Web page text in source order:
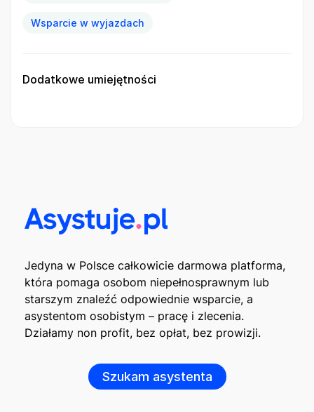
Wsparcie w wyjazdach
Dodatkowe umiejętności
Jedyna w Polsce całkowicie darmowa platforma,
która pomaga osobom niepełnosprawnym lub
starszym znaleźć odpowiednie wsparcie, a
asystentom osobistym – pracę i zlecenia.
Działamy non profit, bez opłat, bez prowizji.
Szukam asystenta